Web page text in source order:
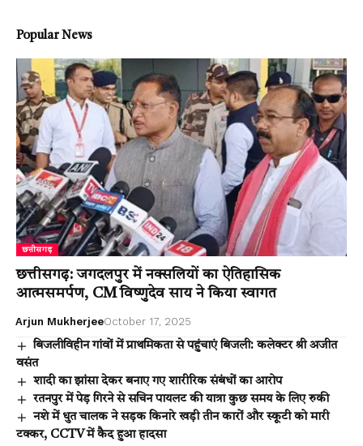
Popular News
छत्तीसगढ़
छत्तीसगढ़: जगदलपुर में नक्सलियों का ऐतिहासिक
आत्मसमर्पण, CM विष्णुदेव साय ने किया स्वागत
Arjun MukherjeeOctober 17, 2025
बिजलीविहीन गांवों में प्राथमिकता से पहुंचाएं बिजली: कलेक्टर श्री अजीत
वसंत
शादी का झांसा देकर बनाए गए शारीरिक संबंधों का आरोप
रतनपुर में पेड़ गिरने से सचिन पायलट की यात्रा कुछ समय के लिए रुकी
नशे में धुत चालक ने सड़क किनारे खड़ी तीन कारों और स्कूटी को मारी
टक्कर, CCTV में कैद हुआ हादसा